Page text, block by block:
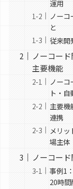
運用
ノーコ
と
従来開
ノーコー
主要機能
ノーコ
ト・自
主要機
連携
メリ
場主体
ノーコー
事例1
20時